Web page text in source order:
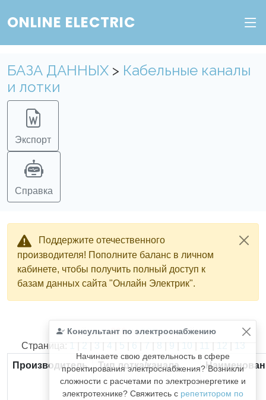
ONLINE ELECTRIC
БАЗА ДАННЫХ > Кабельные каналы
и лотки
Экспорт
Справка
Поддержите отечественного
производителя! Пополните баланс в личном
кабинете, чтобы получить полный доступ к
базам данных сайта "Онлайн Электрик".
Консультант по электроснабжению
Начинаете свою деятельность в сфере
проектирования электроснабжения? Возникли
сложности с расчетами по электроэнергетике и
электротехнике? Свяжитесь с репетитором по
Найдено366из366записей.
Страница: 1 | 2 | 3 | 4 | 5 | 6 | 7 | 8 | 9 | 10 | 11 | 12 | 13
Производитель
Тип лотка/канала